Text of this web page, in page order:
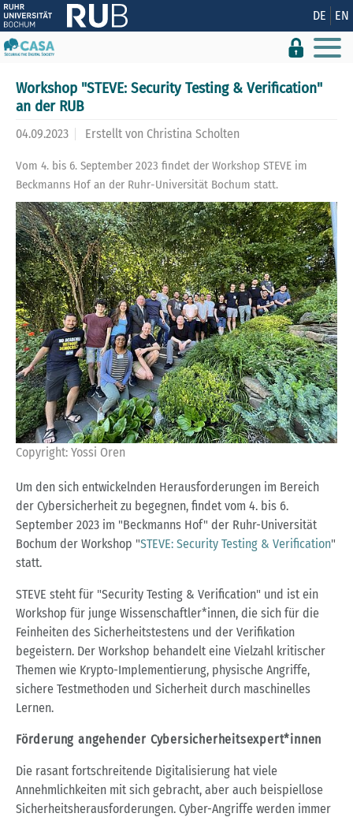
Zeige besser passende Version dieser Seite DE EN
Workshop "STEVE: Security Testing & Verification"
an der RUB
04.09.2023 Erstellt von Christina Scholten
Vom 4. bis 6. September 2023 findet der Workshop STEVE im
Beckmanns Hof an der Ruhr-Universität Bochum statt.
Copyright: Yossi Oren
Um den sich entwickelnden Herausforderungen im Bereich
der Cybersicherheit zu begegnen, findet vom 4. bis 6.
September 2023 im "Beckmanns Hof" der Ruhr-Universität
Bochum der Workshop "STEVE: Security Testing & Verification"
statt.
STEVE steht für "Security Testing & Verification" und ist ein
Workshop für junge Wissenschaftler*innen, die sich für die
Feinheiten des Sicherheitstestens und der Verifikation
begeistern. Der Workshop behandelt eine Vielzahl kritischer
Themen wie Krypto-Implementierung, physische Angriffe,
sichere Testmethoden und Sicherheit durch maschinelles
Lernen.
Förderung angehender Cybersicherheitsexpert*innen
Die rasant fortschreitende Digitalisierung hat viele
Annehmlichkeiten mit sich gebracht, aber auch beispiellose
Sicherheitsherausforderungen. Cyber-Angriffe werden immer